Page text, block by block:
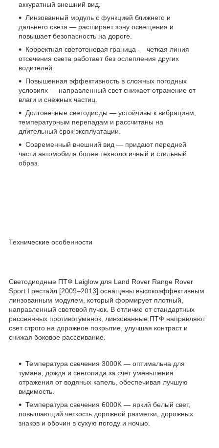
аккуратный внешний вид.
Линзованный модуль с функцией ближнего и
дальнего света — расширяет зону освещения и
повышает безопасность на дороге.
Корректная светотеневая граница — четкая линия
отсечения света работает без ослепления других
водителей.
Повышенная эффективность в сложных погодных
условиях — направленный свет снижает отражение от
влаги и снежных частиц.
Долговечные светодиоды — устойчивы к вибрациям,
температурным перепадам и рассчитаны на
длительный срок эксплуатации.
Современный внешний вид — придают передней
части автомобиля более технологичный и стильный
образ.
Технические особенности
Светодиодные ПТФ Laiglow для Land Rover Range Rover
Sport I рестайл [2009–2013] оснащены высокоэффективным
линзованным модулем, который формирует плотный,
направленный световой пучок. В отличие от стандартных
рассеянных противотуманок, линзованные ПТФ направляют
свет строго на дорожное покрытие, улучшая контраст и
снижая боковое рассеивание.
Температура свечения 3000K — оптимальна для
тумана, дождя и снегопада за счет уменьшения
отражения от водяных капель, обеспечивая лучшую
видимость.
Температура свечения 6000K — яркий белый свет,
повышающий четкость дорожной разметки, дорожных
знаков и обочин в сухую погоду и ночью.